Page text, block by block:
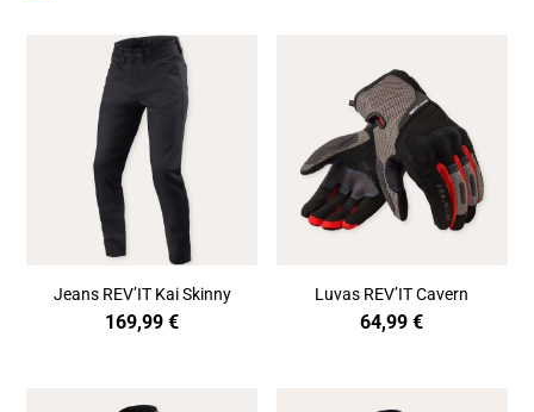
Jeans REV’IT Kai Skinny
169,99€
Luvas REV’IT Cavern
64,99€